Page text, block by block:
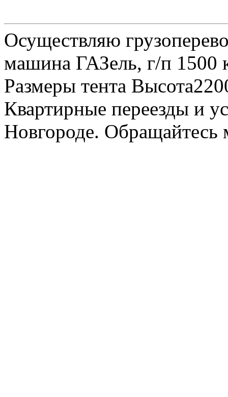
Осуществляю
машина ГАЗель, г/п 1500
Размеры тента
Квартирные переезды и
Новгороде.